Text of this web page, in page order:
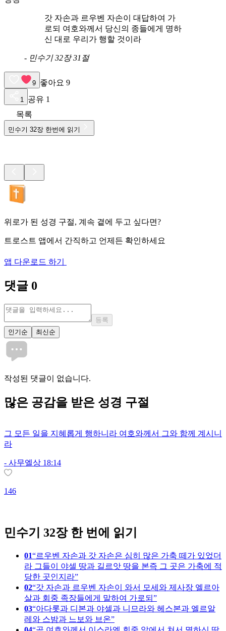
갓 자손과 르우벤 자손이 대답하여 가
로되 여호와께서 당신의 종들에게 명하
신 대로 우리가 행할 것이라
- 민수기 32장 31절
9 좋아요 9
1 공유 1
목록
민수기 32장 한번에 읽기
위로가 된 성경 구절, 계속 곁에 두고 싶다면?
트로스트 앱에서 간직하고 언제든 확인하세요
앱 다운로드 하기
댓글 0
등록
인기순
최신순
작성된 댓글이 없습니다.
많은 공감을 받은 성경 구절
그 모든 일을 지혜롭게 행하니라 여호와께서 그와 함께 계시니
라
- 사무엘상 18:14
146
민수기 32장 한 번에 읽기
01
르우벤 자손과 갓 자손은 심히 많은 가축 떼가 있었더
라 그들이 야셀 땅과 길르앗 땅을 본즉 그 곳은 가축에 적
당한 곳인지라
02 갓 자손과 르우벤 자손이 와서 모세와 제사장 엘르아
살과 회중 족장들에게 말하여 가로되
03 아다롯과 디본과 야셀과 니므라와 헤스본과 엘르알
레와 스밤과 느보와 브온